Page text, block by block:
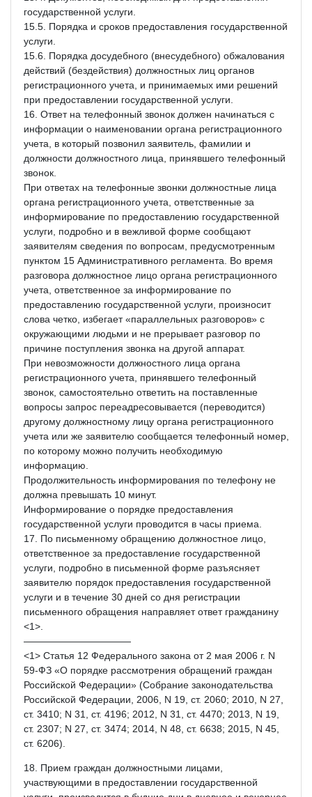
государственной услуги.
15.5. Порядка и сроков предоставления государственной
услуги.
15.6. Порядка досудебного (внесудебного) обжалования
действий (бездействия) должностных лиц органов
регистрационного учета, и принимаемых ими решений
при предоставлении государственной услуги.
16. Ответ на телефонный звонок должен начинаться с
информации о наименовании органа регистрационного
учета, в который позвонил заявитель, фамилии и
должности должностного лица, принявшего телефонный
звонок.
При ответах на телефонные звонки должностные лица
органа регистрационного учета, ответственные за
информирование по предоставлению государственной
услуги, подробно и в вежливой форме сообщают
заявителям сведения по вопросам, предусмотренным
пунктом 15 Административного регламента. Во время
разговора должностное лицо органа регистрационного
учета, ответственное за информирование по
предоставлению государственной услуги, произносит
слова четко, избегает «параллельных разговоров» с
окружающими людьми и не прерывает разговор по
причине поступления звонка на другой аппарат.
При невозможности должностного лица органа
регистрационного учета, принявшего телефонный
звонок, самостоятельно ответить на поставленные
вопросы запрос переадресовывается (переводится)
другому должностному лицу органа регистрационного
учета или же заявителю сообщается телефонный номер,
по которому можно получить необходимую
информацию.
Продолжительность информирования по телефону не
должна превышать 10 минут.
Информирование о порядке предоставления
государственной услуги проводится в часы приема.
17. По письменному обращению должностное лицо,
ответственное за предоставление государственной
услуги, подробно в письменной форме разъясняет
заявителю порядок предоставления государственной
услуги и в течение 30 дней со дня регистрации
письменного обращения направляет ответ гражданину
<1>.
———————————
<1> Статья 12 Федерального закона от 2 мая 2006 г. N
59-ФЗ «О порядке рассмотрения обращений граждан
Российской Федерации» (Собрание законодательства
Российской Федерации, 2006, N 19, ст. 2060; 2010, N 27,
ст. 3410; N 31, ст. 4196; 2012, N 31, ст. 4470; 2013, N 19,
ст. 2307; N 27, ст. 3474; 2014, N 48, ст. 6638; 2015, N 45,
ст. 6206).
18. Прием граждан должностными лицами,
участвующими в предоставлении государственной